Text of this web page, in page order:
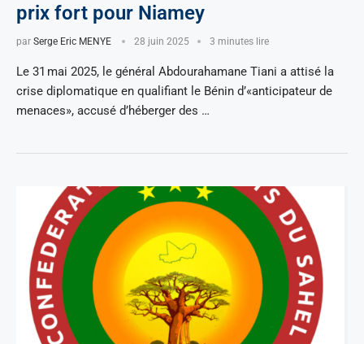
prix fort pour Niamey
par Serge Eric MENYE 28 juin 2025 3 minutes lire
Le 31 mai 2025, le général Abdourahamane Tiani a attisé la
crise diplomatique en qualifiant le Bénin d’«anticipateur de
menaces», accusé d’héberger des …